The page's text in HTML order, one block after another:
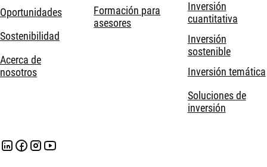
Oportunidades
Sostenibilidad
Acerca de
nosotros
Formación para
asesores
Inversión
cuantitativa
Inversión
sostenible
Inversión temática
Soluciones de
inversión